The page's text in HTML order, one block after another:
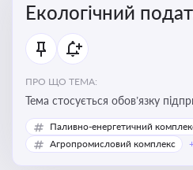
Екологічний
ПРО ЩО ТЕМА:
Тема стосується обов’язку
екологічний податок за
важлива для екологічного
Паливно-енергетичний
Агропромисловий комплекс